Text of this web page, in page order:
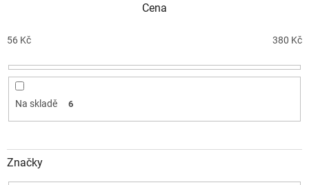
o
u
ů
Cena
56 Kč 380 Kč
Na skladě 6
Značky